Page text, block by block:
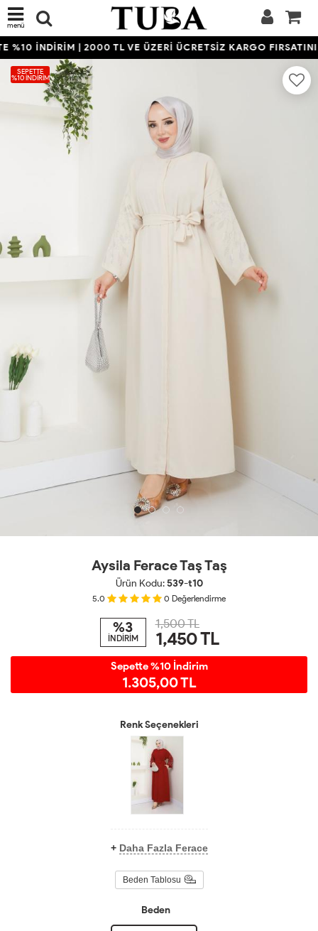
menü
%10 İNDİRİM | 2000 TL VE ÜZERİ ÜCRETSİZ KARGO FIRSATINI
SEPETTE
%10 İNDIRIM
Aysila Ferace Taş Taş
Ürün Kodu:539-t10
5.0 0 Değerlendirme
%3
İNDİRİM
1,500 TL
1,450TL
Sepette %10 İndirim
1.305,00 TL
Renk Seçenekleri
+ Daha Fazla Ferace
Beden Tablosu
Beden